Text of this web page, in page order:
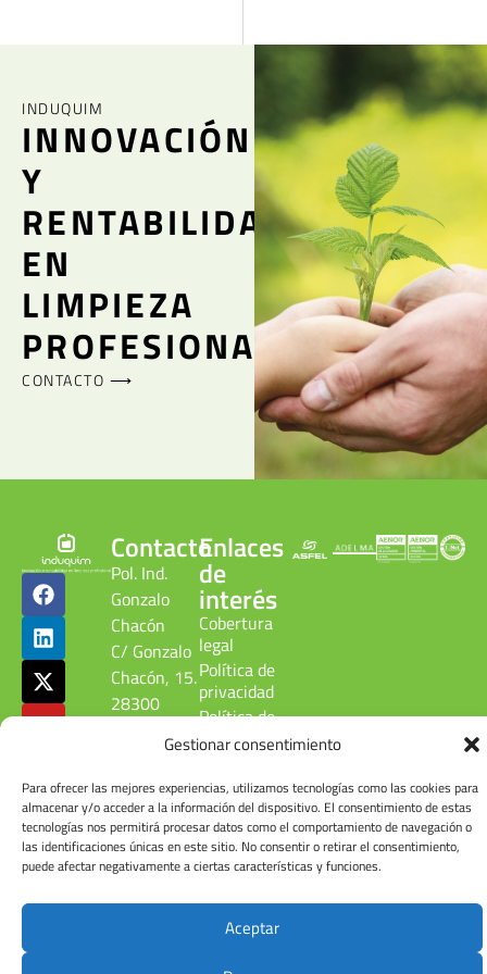
Gestionar consentimiento
Para ofrecer las mejores experiencias, utilizamos tecnologías como las cookies para
almacenar y/o acceder a la información del dispositivo. El consentimiento de estas
tecnologías nos permitirá procesar datos como el comportamiento de navegación o
las identificaciones únicas en este sitio. No consentir o retirar el consentimiento,
puede afectar negativamente a ciertas características y funciones.
Aceptar
INDUQUIM
INNOVACIÓN
Y
RENTABILIDAD
EN
LIMPIEZA
PROFESIONAL
CONTACTO ⟶
Contacto
Pol. Ind.
Gonzalo
Chacón
C/ Gonzalo
Chacón, 15.
28300
ESPAÑA
Tel: +34
918 090
215
Enlaces
de
interés
Cobertura
legal
Política de
privacidad
Política de
calidad
ambiental
Canal
denuncias
Cuenta de
usuario
© Induquim2026